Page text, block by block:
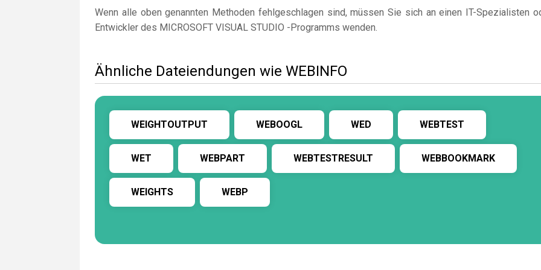
Wenn alle oben genannten Methoden fehlgeschlagen sind, müssen Sie sich an einen IT-Spezialisten
Entwickler des MICROSOFT VISUAL STUDIO -Programms wenden.
Ähnliche Dateiendungen wie WEBINFO
WEIGHTOUTPUT WEBOOGL WED WEBTEST
WET WEBPART WEBTESTRESULT WEBBOOKMARK
WEIGHTS WEBP